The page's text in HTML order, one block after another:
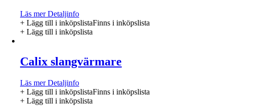
Läs merDetaljinfo
+ Lägg till i inköpslistaFinns i inköpslista
+ Lägg till i inköpslista
Calix slangvärmare
Läs merDetaljinfo
+ Lägg till i inköpslistaFinns i inköpslista
+ Lägg till i inköpslista